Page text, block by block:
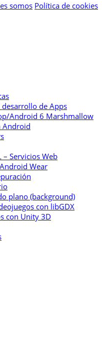
somos Política de cookies
de Apps
Android 6 Marshmallow
Android
Servicios Web
Wear
plano (background)
con libGDX
con Unity 3D